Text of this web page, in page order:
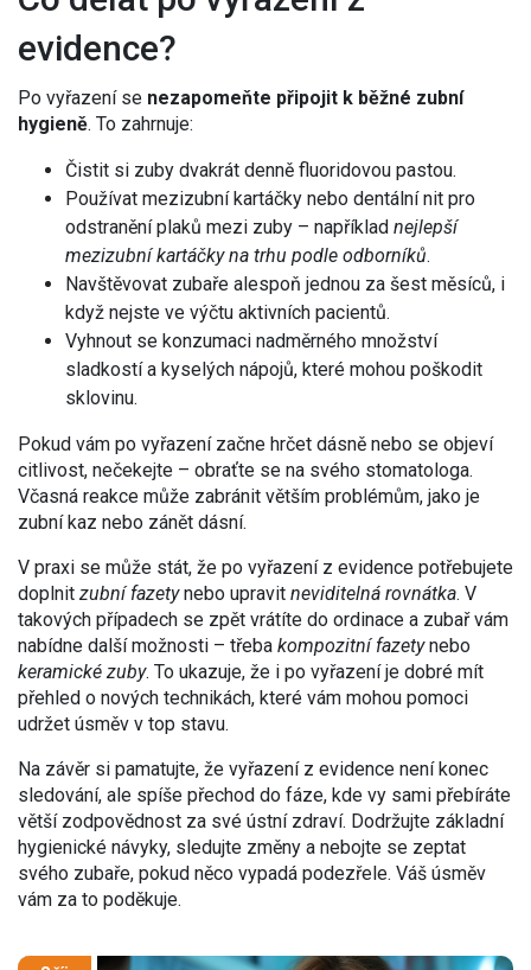
evidence?
Po vyřazení se nezapomeňte připojit k běžné zubní
hygieně. To zahrnuje:
Čistit si zuby dvakrát denně fluoridovou pastou.
Používat mezizubní kartáčky nebo dentální nit pro
odstranění plaků mezi zuby – například nejlepší
mezizubní kartáčky na trhu podle odborníků.
Navštěvovat zubaře alespoň jednou za šest měsíců, i
když nejste ve výčtu aktivních pacientů.
Vyhnout se konzumaci nadměrného množství
sladkostí a kyselých nápojů, které mohou poškodit
sklovinu.
Pokud vám po vyřazení začne hrčet dásně nebo se objeví
citlivost, nečekejte – obraťte se na svého stomatologa.
Včasná reakce může zabránit větším problémům, jako je
zubní kaz nebo zánět dásní.
V praxi se může stát, že po vyřazení z evidence potřebujete
doplnit zubní fazetynebo upravit neviditelná rovnátka. V
takových případech se zpět vrátíte do ordinace a zubař vám
nabídne další možnosti – třeba kompozitní fazetynebo
keramické zuby. To ukazuje, že i po vyřazení je dobré mít
přehled o nových technikách, které vám mohou pomoci
udržet úsměv v top stavu.
Na závěr si pamatujte, že vyřazení z evidence není konec
sledování, ale spíše přechod do fáze, kde vy sami přebíráte
větší zodpovědnost za své ústní zdraví. Dodržujte základní
hygienické návyky, sledujte změny a nebojte se zeptat
svého zubaře, pokud něco vypadá podezřele. Váš úsměv
vám za to poděkuje.